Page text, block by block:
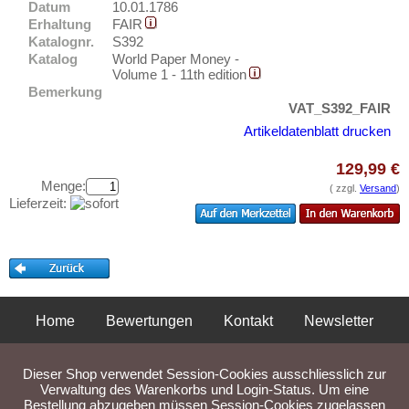
Testbanknoten
Banknotenbriefe
Kataloge
Aufbewahrung
Kontakt
Preislisten
Erhaltungsgrade
Gratisbanknoten
FAQ
Datum
10.01.1786
Erhaltung
FAIR
Katalognr.
S392
Katalog
World Paper Money -
Volume 1 - 11th edition
Bemerkung
VAT_S392_FAIR
Artikeldatenblatt drucken
Menge:
Lieferzeit:
129,99 €
( zzgl. Versand)
Home Bewertungen Kontakt
Newsletter
Liefer- und Versandkosten
Dieser Shop verwendet Session-Cookies ausschliesslich zur
Verwaltung des Warenkorbs und Login-Status. Um eine
Bestellung abzugeben müssen Session-Cookies zugelassen